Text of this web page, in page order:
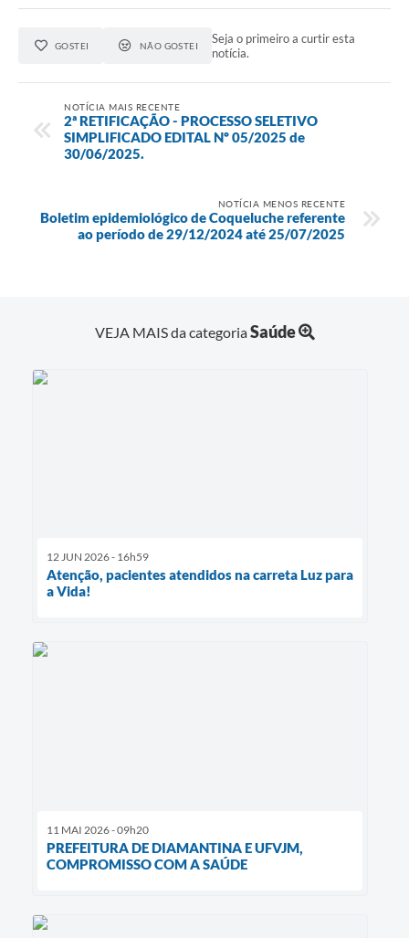
GOSTEI NÃO GOSTEI
Seja o primeiro a curtir esta
notícia.
NOTÍCIA MAIS RECENTE
2ª RETIFICAÇÃO - PROCESSO SELETIVO
SIMPLIFICADO EDITAL Nº 05/2025 de
30/06/2025.
NOTÍCIA MENOS RECENTE
Boletim epidemiológico de Coqueluche referente
ao período de 29/12/2024 até 25/07/2025
VEJA MAIS da categoriaSaúde
12 JUN 2026 - 16h59
Atenção, pacientes atendidos na carreta Luz para
a Vida!
11 MAI 2026 - 09h20
PREFEITURA DE DIAMANTINA E UFVJM,
COMPROMISSO COM A SAÚDE